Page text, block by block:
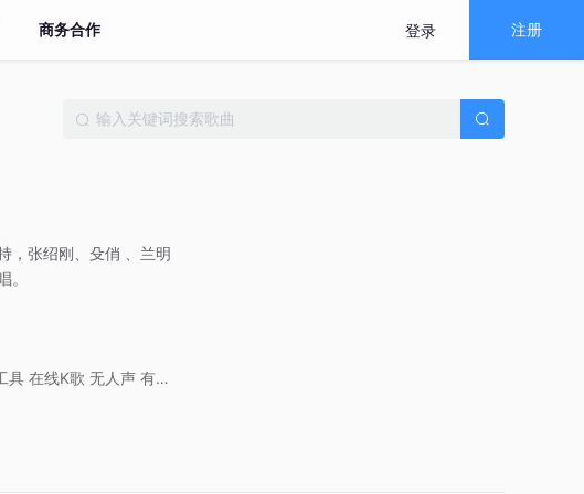
商务合作 登录 注册
，张绍刚、殳俏 、兰明
。
具 在线K歌 无人声 有人声